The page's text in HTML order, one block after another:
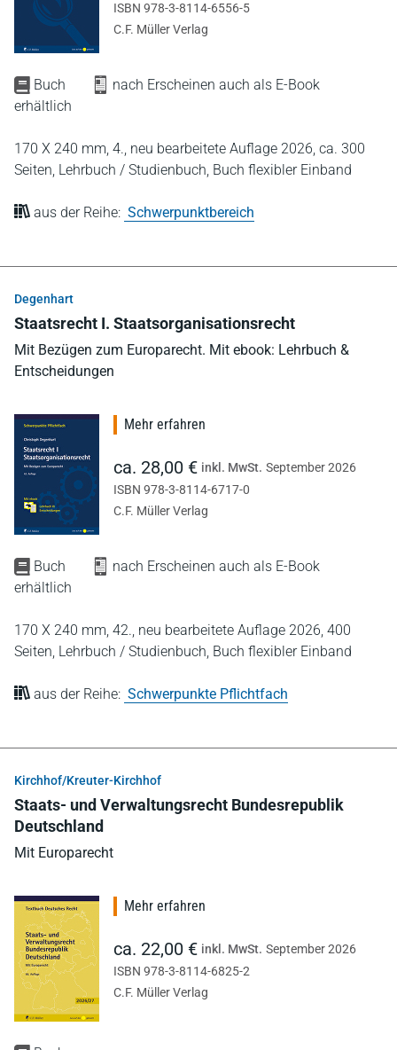
Buch
nach Erscheinen auch als E-Book
erhältlich
170 X 240 mm, 4., neu bearbeitete Auflage 2026, ca. 300
Seiten, Lehrbuch / Studienbuch, Buch flexibler Einband
aus der Reihe: Schwerpunktbereich
ISBN 978-3-8114-6556-5
C.F. Müller Verlag
Degenhart
Staatsrecht I. Staatsorganisationsrecht
Mit Bezügen zum Europarecht. Mit ebook: Lehrbuch &
Entscheidungen
Buch
nach Erscheinen auch als E-Book
erhältlich
170 X 240 mm, 42., neu bearbeitete Auflage 2026, 400
Seiten, Lehrbuch / Studienbuch, Buch flexibler Einband
aus der Reihe: Schwerpunkte Pflichtfach
Mehr erfahren
ca. 28,00 € inkl. MwSt. September 2026
ISBN 978-3-8114-6717-0
C.F. Müller Verlag
Kirchhof/Kreuter-Kirchhof
Staats- und Verwaltungsrecht Bundesrepublik
Deutschland
Mit Europarecht
Mehr erfahren
ca. 22,00 € inkl. MwSt. September 2026
ISBN 978-3-8114-6825-2
C.F. Müller Verlag